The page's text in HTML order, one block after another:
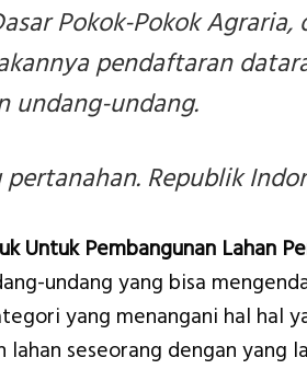
Pokok-Pokok Agraria,
pendaftaran
undang-undang.
Republik
Untuk Pembangunan Lahan
undang yang bisa
yang menangani hal hal
seseorang dengan yang